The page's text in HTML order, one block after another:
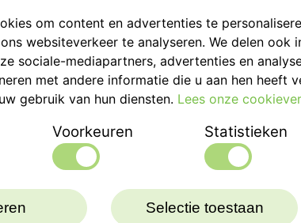
t.b.v.
Vacuümmenger incl. Beker
om content en advertenties te
websiteverkeer te analyseren. We delen ook
sociale-mediapartners, advertenties en
met andere informatie die u aan hen heeft
gebruik van hun diensten. Lees onze
Voorkeuren Statistieken
Selectie toestaan